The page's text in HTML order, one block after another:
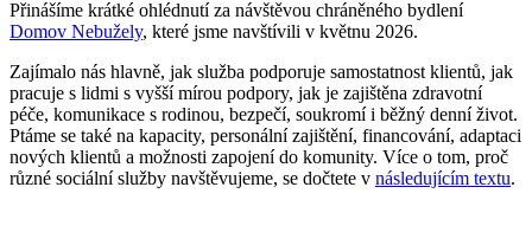
Přinášíme krátké ohlédnutí za návštěvou chráněného bydlení
Domov Nebužely, které jsme navštívili v květnu 2026.
Zajímalo nás hlavně, jak služba podporuje samostatnost klientů, jak
pracuje s lidmi s vyšší mírou podpory, jak je zajištěna zdravotní
péče, komunikace s rodinou, bezpečí, soukromí i běžný denní život.
Ptáme se také na kapacity, personální zajištění, financování, adaptaci
nových klientů a možnosti zapojení do komunity. Více o tom, proč
různé sociální služby navštěvujeme, se dočtete v následujícím textu.